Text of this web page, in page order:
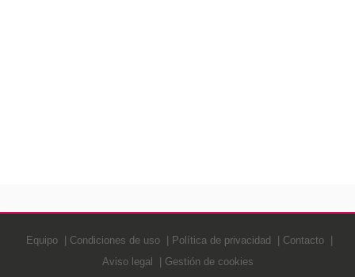
Equipo Condiciones de uso Política de privacidad
Contacto
Aviso legal
Gestión de cookies